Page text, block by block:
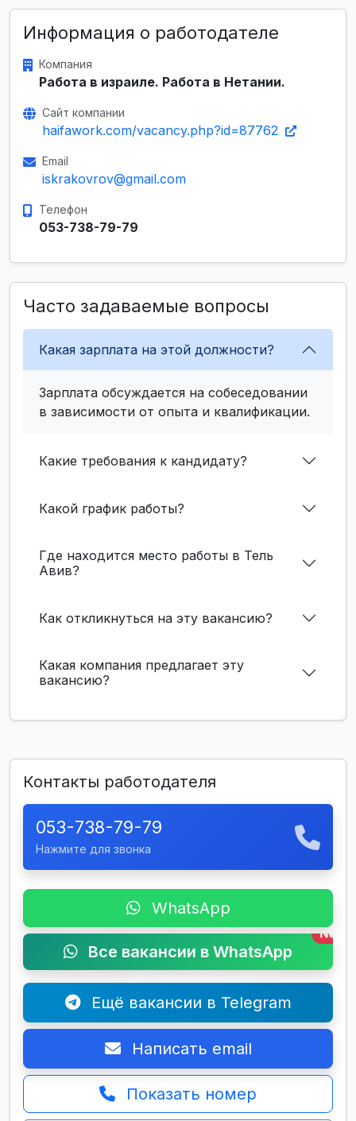
Информация о работодателе
Компания
Работа в израиле. Работа в Нетании.
Сайт компании
haifawork.com/vacancy.php?id=87762
Email
iskrakovrov@gmail.com
Телефон
053-738-79-79
Часто задаваемые вопросы
Какая зарплата на этой должности?
Зарплата обсуждается на собеседовании
в зависимости от опыта и квалификации.
Какие требования к кандидату?
Какой график работы?
Где находится место работы в Тель
Авив?
Как откликнуться на эту вакансию?
Какая компания предлагает эту
вакансию?
Контакты работодателя
053-738-79-79
Нажмите для звонка
WhatsApp
Все вакансии в WhatsApp
New
Ещё вакансии в Telegram
Написать email
Показать номер